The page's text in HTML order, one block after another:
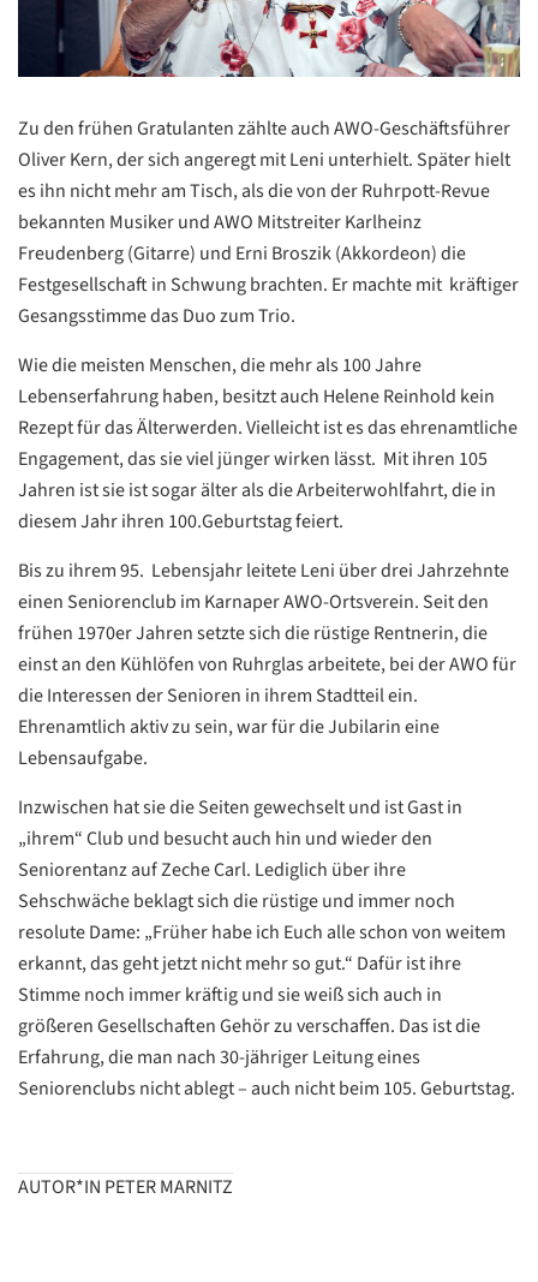
Zu den frühen Gratulanten zählte auch AWO-Geschäftsführer
Oliver Kern, der sich angeregt mit Leni unterhielt. Später hielt
es ihn nicht mehr am Tisch, als die von der Ruhrpott-Revue
bekannten Musiker und AWO Mitstreiter Karlheinz
Freudenberg (Gitarre) und Erni Broszik (Akkordeon) die
Festgesellschaft in Schwung brachten. Er machte mit kräftiger
Gesangsstimme das Duo zum Trio.
Wie die meisten Menschen, die mehr als 100 Jahre
Lebenserfahrung haben, besitzt auch Helene Reinhold kein
Rezept für das Älterwerden. Vielleicht ist es das ehrenamtliche
Engagement, das sie viel jünger wirken lässt. Mit ihren 105
Jahren ist sie ist sogar älter als die Arbeiterwohlfahrt, die in
diesem Jahr ihren 100.Geburtstag feiert.
Bis zu ihrem 95. Lebensjahr leitete Leni über drei Jahrzehnte
einen Seniorenclub im Karnaper AWO-Ortsverein. Seit den
frühen 1970er Jahren setzte sich die rüstige Rentnerin, die
einst an den Kühlöfen von Ruhrglas arbeitete, bei der AWO für
die Interessen der Senioren in ihrem Stadtteil ein.
Ehrenamtlich aktiv zu sein, war für die Jubilarin eine
Lebensaufgabe.
Inzwischen hat sie die Seiten gewechselt und ist Gast in
„ihrem“ Club und besucht auch hin und wieder den
Seniorentanz auf Zeche Carl. Lediglich über ihre
Sehschwäche beklagt sich die rüstige und immer noch
resolute Dame: „Früher habe ich Euch alle schon von weitem
erkannt, das geht jetzt nicht mehr so gut.“ Dafür ist ihre
Stimme noch immer kräftig und sie weiß sich auch in
größeren Gesellschaften Gehör zu verschaffen. Das ist die
Erfahrung, die man nach 30-jähriger Leitung eines
Seniorenclubs nicht ablegt – auch nicht beim 105. Geburtstag.
AUTOR*IN PETER MARNITZ
Datenschutzerklärung
Datenschutzerklärung
Google
Datenschutzerklärung
Übersetzen
/
Translate
ZURÜCK